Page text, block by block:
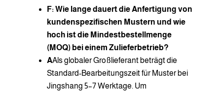
F: Wie lange dauert die Anfertigung von
kundenspezifischen Mustern und wie
hoch ist die Mindestbestellmenge
(MOQ) bei einem Zulieferbetrieb?
AAls globaler Großlieferant beträgt die
Standard-Bearbeitungszeit für Muster bei
Jingshang 5–7 Werktage. Um